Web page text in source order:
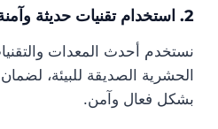
2. استخدام تقنيات حديثة وآمنة
نستخدم أحدث المعدات
الحشرية الصديقة للبيئة،
بشكل فعال وآمن.